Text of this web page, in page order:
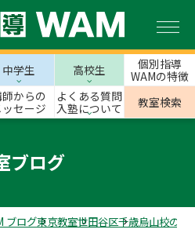
中学生 高校生
個別指導
WAMの特徴
からの
ッセージ
よくある質問
入塾について
教室検索
ブログ
ブログ東京教室世田谷区千歳烏山校のス